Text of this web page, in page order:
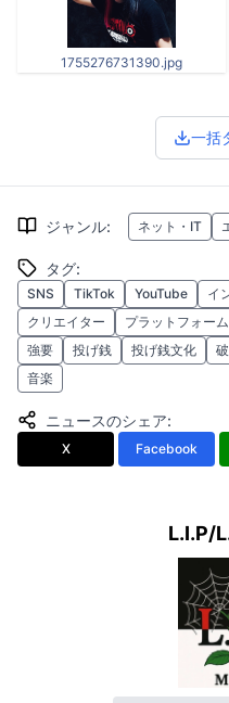
1755276731390.jpg
一括
ジャンル: ネット・IT
タグ:
SNS TikTok YouTube イ
クリエイター
プラットフォーム
強要
投げ銭 投げ銭文化
音楽
ニュースのシェア:
X Facebook
L.I.P/